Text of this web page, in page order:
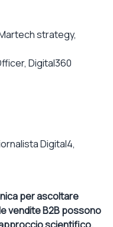
strategy,
Digital360
Digital4,
per ascoltare
vendite B2B possono